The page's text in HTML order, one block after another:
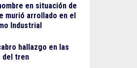
en situación de
murió arrollado en el
Industrial
hallazgo en las
del tren